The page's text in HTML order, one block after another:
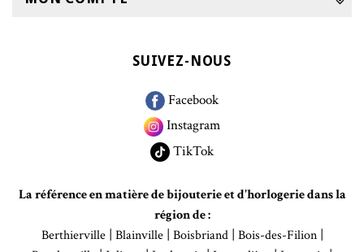
SUIVEZ-NOUS
Facebook
Instagram
TikTok
La référence en matière de bijouterie et d'horlogerie dans la
région de :
Berthierville| Blainville| Boisbriand| Bois-des-Filion|